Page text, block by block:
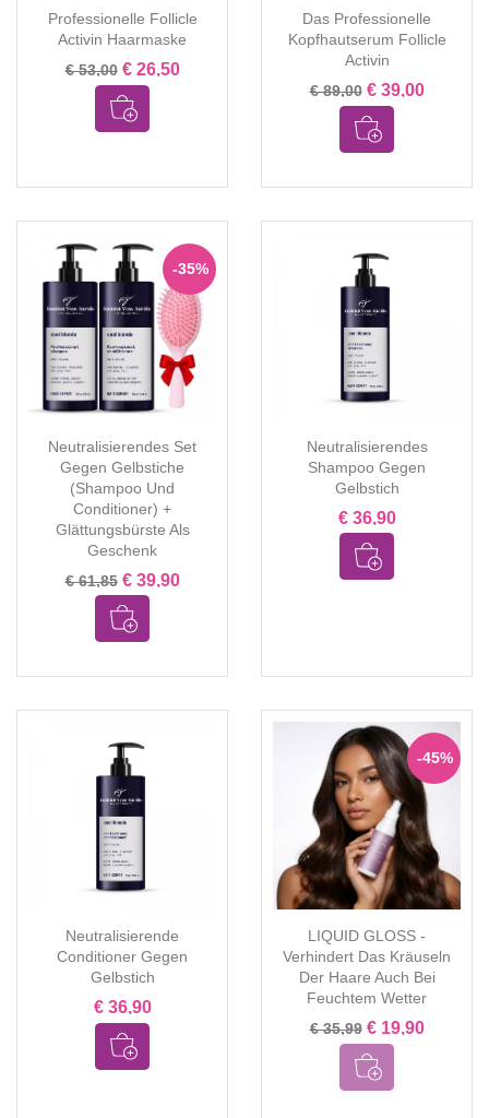
Professionelle Follicle
Activin Haarmaske
€ 53,00 € 26,50
Das Professionelle
Kopfhautserum Follicle
Activin
€ 89,00 € 39,00
Neutralisierendes Set
Gegen Gelbstiche
(Shampoo Und
Conditioner) +
Glättungsbürste Als
Geschenk
€ 61,85 € 39,90
-35%
Neutralisierendes
Shampoo Gegen
Gelbstich
€ 36,90
Neutralisierende
Conditioner Gegen
Gelbstich
€ 36,90
LIQUID GLOSS -
Verhindert Das Kräuseln
Der Haare Auch Bei
Feuchtem Wetter
€ 35,99 € 19,90
-45%